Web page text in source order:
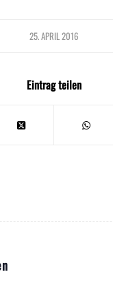
25. APRIL 2016
Eintrag teilen